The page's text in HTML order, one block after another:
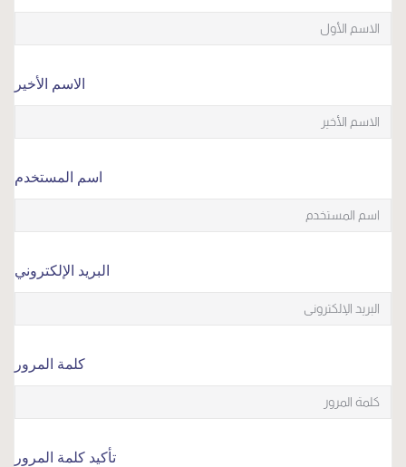
الاسم الأخير
اسم المستخدم
البريد الإلكتروني
كلمة المرور
تأكيد كلمة المرور